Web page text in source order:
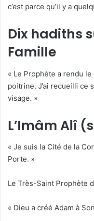
c’est parce qu’il y a
Dix hadiths
Famille
« Le Prophète a rendu
poitrine. J’ai recueilli ce
visage. »
L’Imâm Alî
« Je suis la Cité de la
Porte. »
Le Très-Saint Prophète
« Dieu a créé Adam à